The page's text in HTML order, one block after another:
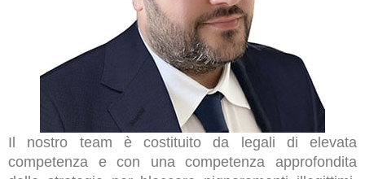
Il nostro team è costituito da legali di elevata
competenza e con una competenza approfondita